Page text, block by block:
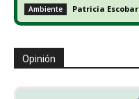
Ambiente Patricia Escobar
Opinión